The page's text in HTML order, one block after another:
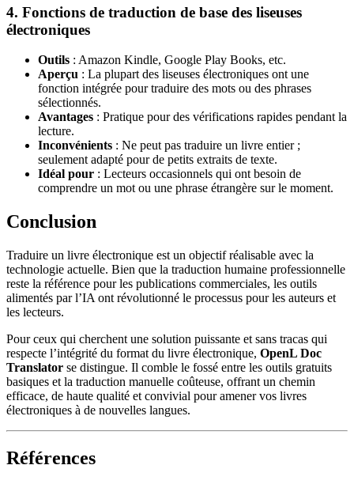
4. Fonctions de traduction de base des liseuses
électroniques
Outils : Amazon Kindle, Google Play Books, etc.
Aperçu : La plupart des liseuses électroniques ont une
fonction intégrée pour traduire des mots ou des phrases
sélectionnés.
Avantages : Pratique pour des vérifications rapides pendant la
lecture.
Inconvénients : Ne peut pas traduire un livre entier ;
seulement adapté pour de petits extraits de texte.
Idéal pour : Lecteurs occasionnels qui ont besoin de
comprendre un mot ou une phrase étrangère sur le moment.
Conclusion
Traduire un livre électronique est un objectif réalisable avec la
technologie actuelle. Bien que la traduction humaine professionnelle
reste la référence pour les publications commerciales, les outils
alimentés par l’IA ont révolutionné le processus pour les auteurs et
les lecteurs.
Pour ceux qui cherchent une solution puissante et sans tracas qui
respecte l’intégrité du format du livre électronique, OpenL Doc
Translator se distingue. Il comble le fossé entre les outils gratuits
basiques et la traduction manuelle coûteuse, offrant un chemin
efficace, de haute qualité et convivial pour amener vos livres
électroniques à de nouvelles langues.
Références